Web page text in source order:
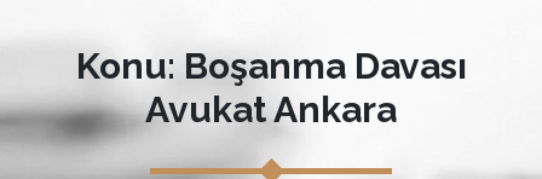
Konu: Boşanma Davası
Avukat Ankara